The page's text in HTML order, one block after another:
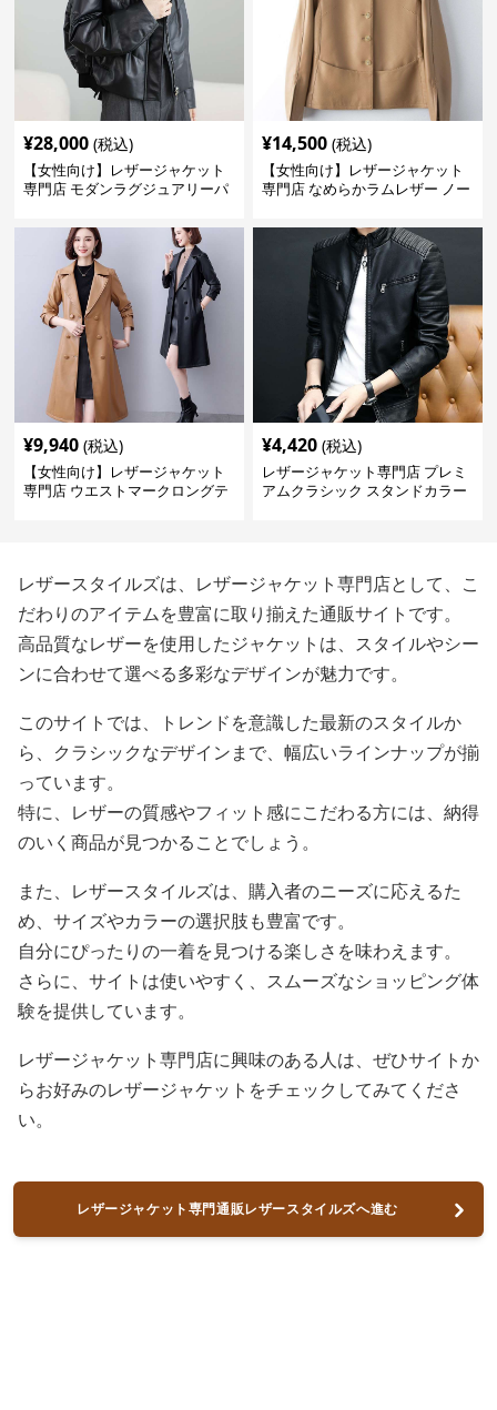
¥28,000 (税込)
【女性向け】レザージャケット
専門店 モダンラグジュアリーパ
¥14,500 (税込)
【女性向け】レザージャケット
専門店 なめらかラムレザー ノー
¥9,940 (税込)
【女性向け】レザージャケット
専門店 ウエストマークロングテ
¥4,420 (税込)
レザージャケット専門店 プレミ
アムクラシック スタンドカラー
レザースタイルズは、レザージャケット専門店として、こ
だわりのアイテムを豊富に取り揃えた通販サイトです。
高品質なレザーを使用したジャケットは、スタイルやシー
ンに合わせて選べる多彩なデザインが魅力です。
このサイトでは、トレンドを意識した最新のスタイルか
ら、クラシックなデザインまで、幅広いラインナップが揃
っています。
特に、レザーの質感やフィット感にこだわる方には、納得
のいく商品が見つかることでしょう。
また、レザースタイルズは、購入者のニーズに応えるた
め、サイズやカラーの選択肢も豊富です。
自分にぴったりの一着を見つける楽しさを味わえます。
さらに、サイトは使いやすく、スムーズなショッピング体
験を提供しています。
レザージャケット専門店に興味のある人は、ぜひサイトか
らお好みのレザージャケットをチェックしてみてくださ
い。
レザージャケット専門通販レザースタイルズへ進む